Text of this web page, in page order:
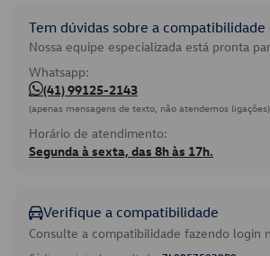
Tem dúvidas sobre a
Nossa equipe especializada está pronta
Whatsapp:
(41) 99125-2143
(apenas mensagens de texto, não atendemos ligações)
Horário de atendimento:
Segunda à sexta, das 8h às 17h.
Verifique a compatibilidade
Consulte a compatibilidade fazendo login